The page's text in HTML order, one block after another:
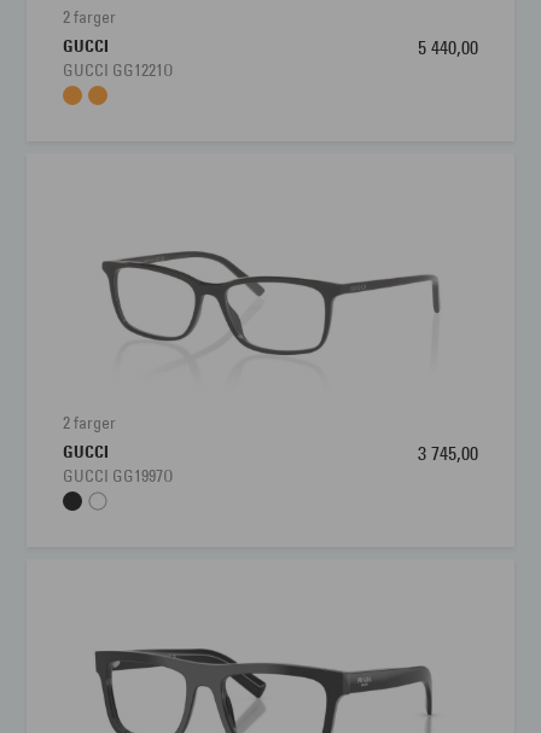
2 farger
GUCCI
GUCCI GG1221O
5 440,00
2 farger
GUCCI
GUCCI GG1997O
3 745,00